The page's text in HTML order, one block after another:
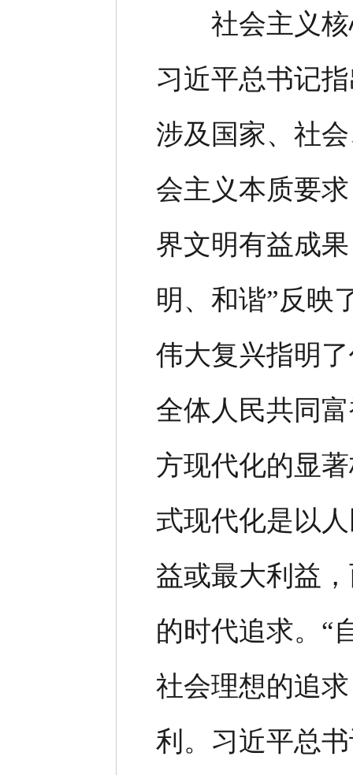
社会主义核
习近平总书记
涉及国家、社
会主义本质要
界文明有益成
明、和谐”反映
伟大复兴指明
全体人民共同
方现代化的显
式现代化是以
益或最大利益
的时代追求。“
社会理想的追
利。习近平总